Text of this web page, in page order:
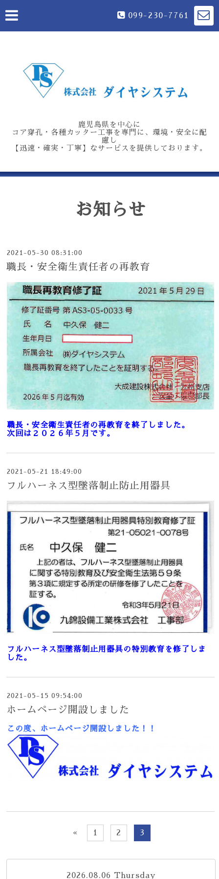
099-230-7761
鹿児島県を中心に
コア穿孔・各種カッター工事を専門に、環境・安全に配
慮し
【迅速・確実・丁寧】なサービスを提供しております。
お知らせ
2021-05-30 08:31:00
職長・安全衛生責任者の再教育
職長・安全衛生責任者の再教育を終了しました。
次回は２０２６年５月です。
2021-05-21 18:49:00
フルハーネス型墜落制止防止用器具
フルハーネス型墜落制止用器具の特別教育を修了しま
した。
2021-05-15 09:54:00
ホームページ開設しました
この度、ホームページ開設しました！！
« 1 2 3
2026.08.06 Thursday